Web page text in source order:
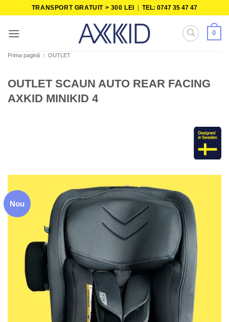
content
TRANSPORT GRATUIT > 300 LEI |TEL: 0747 35 47 47
0
Prima pagină / OUTLET
OUTLET SCAUN AUTO REAR FACING
AXKID MINIKID 4
Nou